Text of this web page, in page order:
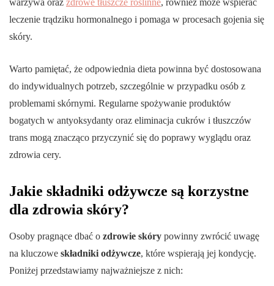
warzywa oraz zdrowe tłuszcze roślinne, również może wspierać
leczenie trądziku hormonalnego i pomaga w procesach gojenia się
skóry.
Warto pamiętać, że odpowiednia dieta powinna być dostosowana
do indywidualnych potrzeb, szczególnie w przypadku osób z
problemami skórnymi. Regularne spożywanie produktów
bogatych w antyoksydanty oraz eliminacja cukrów i tłuszczów
trans mogą znacząco przyczynić się do poprawy wyglądu oraz
zdrowia cery.
Jakie składniki odżywcze są korzystne
dla zdrowia skóry?
Osoby pragnące dbać o zdrowie skóry powinny zwrócić uwagę
na kluczowe składniki odżywcze, które wspierają jej kondycję.
Poniżej przedstawiamy najważniejsze z nich: